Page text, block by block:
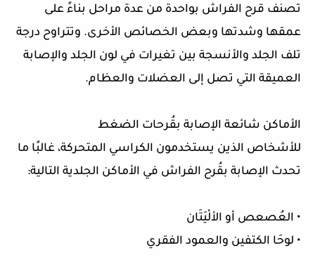
تصنف قرح الفراش بواحدة من عدة مراحل بناءً على
عمقها وشدتها وبعض الخصائص الأخرى. وتتراوح درجة
تلف الجلد والأنسجة بين تغيرات في لون الجلد والإصابة
العميقة التي تصل إلى العضلات والعظام.
الأماكن شائعة الإصابة بقُرحات الضغط
للأشخاص الذين يستخدمون الكراسي المتحركة، غالبًا ما
تحدث الإصابة بقُرح الفراش في الأماكن الجلدية التالية:
• العُصعص أو الألْيَتَان
• لوحَا الكتفين والعمود الفقري